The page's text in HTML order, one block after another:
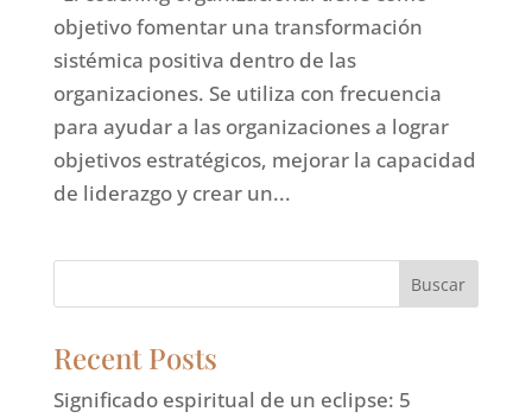
objetivo fomentar una transformación
sistémica positiva dentro de las
organizaciones. Se utiliza con frecuencia
para ayudar a las organizaciones a lograr
objetivos estratégicos, mejorar la capacidad
de liderazgo y crear un...
Buscar
Recent Posts
Significado espiritual de un eclipse: 5